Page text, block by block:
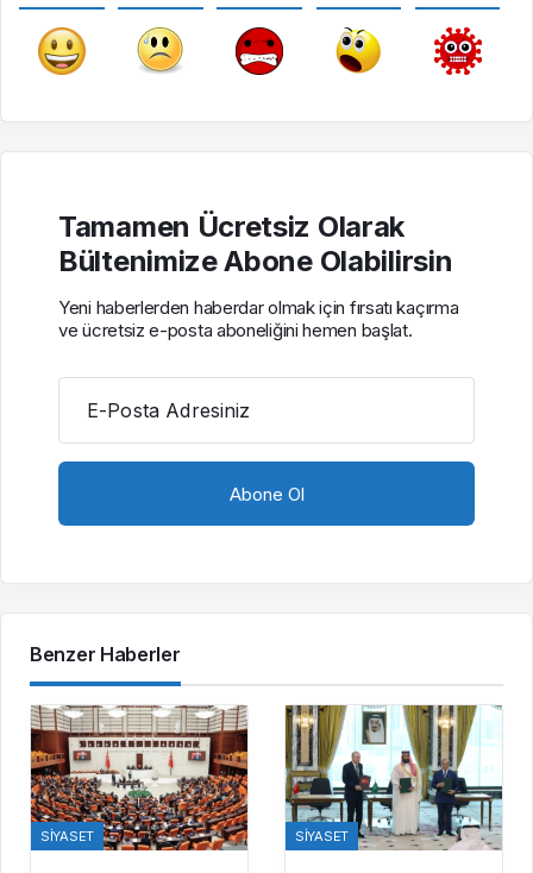
Tamamen Ücretsiz Olarak
Bültenimize Abone Olabilirsin
Yeni haberlerden haberdar olmak için fırsatı kaçırma
ve ücretsiz e-posta aboneliğini hemen başlat.
E-Posta Adresiniz
Benzer Haberler
SIYASET SIYASET